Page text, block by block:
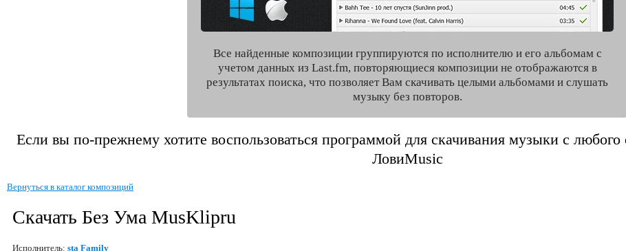
Все найденные композиции группируются по исполнителю и его альбомам с
учетом данных из Last.fm, повторяющиеся композиции не отображаются в
результатах поиска, что позволяет Вам скачивать целыми альбомами и слушать
музыку без повторов.
Если вы по-прежнему хотите воспользоваться программой для скачивания музыки с любого
ЛовиMusic
Вернуться в каталог композиций
Скачать Без Ума MusKlipru
Исполнитель: sta Family